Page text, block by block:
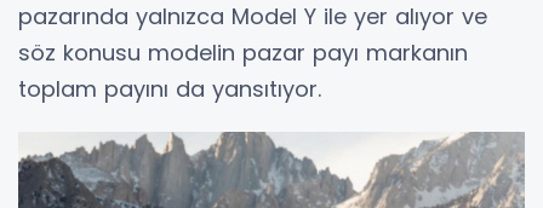
pazarında yalnızca Model Y ile yer alıyor ve
söz konusu modelin pazar payı markanın
toplam payını da yansıtıyor.